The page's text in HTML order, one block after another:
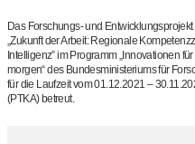
Das Forschungs- und
„Zukunft der Arbeit: Regionale
Intelligenz” im Programm „Innovationen
morgen“ des Bundesministeriums für
für die Laufzeit vom 01.12.2021 –
(PTKA) betreut.